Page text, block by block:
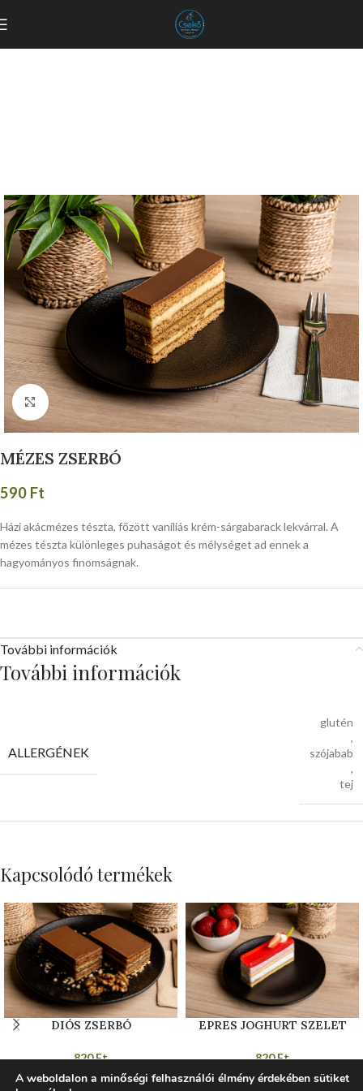
Click to enlarge
MÉZES ZSERBÓ
590 Ft
Házi akácmézes tészta, főzött vaníliás krém-sárgabarack lekvárral. A
mézes tészta különleges puhaságot és mélységet ad ennek a
hagyományos finomságnak.
További információk
További információk
ALLERGÉNEK
glutén
,
szójabab
,
tej
Kapcsolódó termékek
DIÓS ZSERBÓ
820Ft
Omlós tészta rétegezve diós és
sárgabarackos töltelékkel, majd
EPRES JOGHURT SZELET
820Ft
Házi készítésű piskóta és
joghurtos-eperkrém alkotja ezt a
A weboldalon a minőségi felhasználói élmény érdekében sütiket